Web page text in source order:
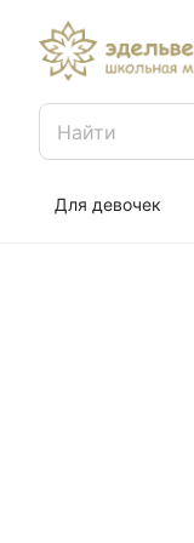
Для девочек